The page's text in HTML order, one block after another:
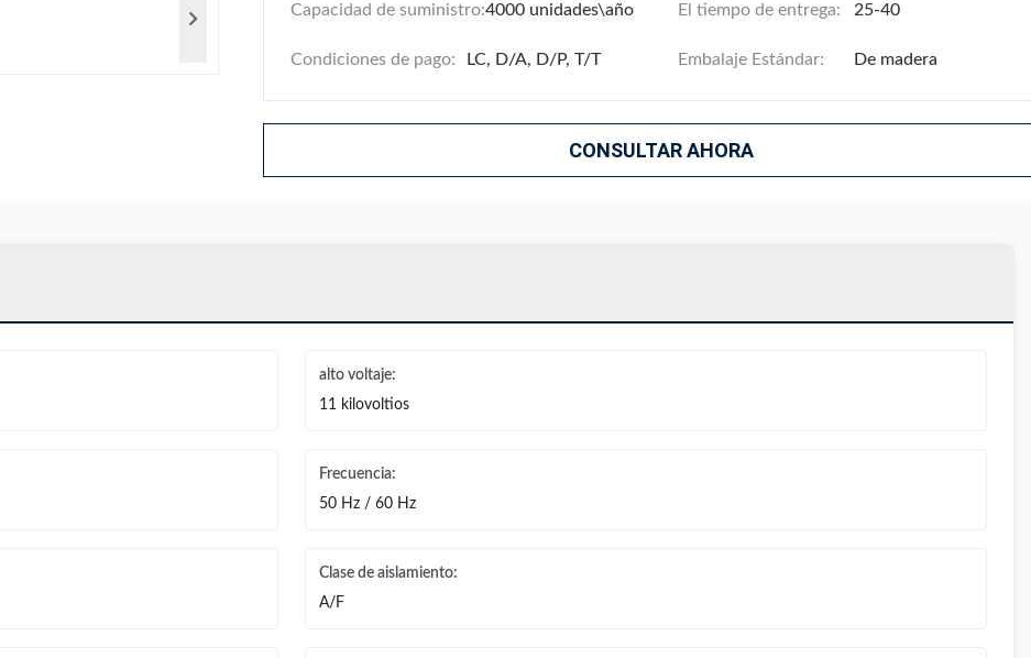
Capacidad de suministro:4000 unidades\año El tiempo de entrega: 25-40
Condiciones de pago: LC, D/A, D/P, T/T Embalaje Estándar: De madera
CONSULTAR AHORA
alto voltaje:
11 kilovoltios
Frecuencia:
50 Hz / 60 Hz
Clase de aislamiento:
A/F